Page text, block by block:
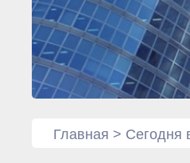
Главная > Сегодня